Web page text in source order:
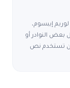
إيبسوم،
النوادر أو
تستخدم نص